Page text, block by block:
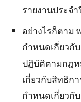
รายงานประจ
อย่างไรก็ตาม
กำหนดเกี่ยวกั
ปฏิบัติตามกฎห
เกี่ยวกับสิทธิก
กำหนดเกี่ยวกั